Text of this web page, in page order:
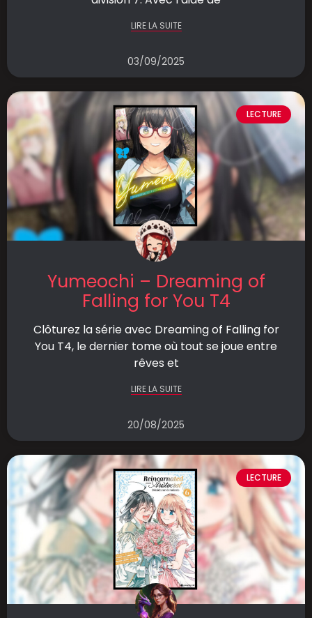
LIRE LA SUITE
03/09/2025
LECTURE
Yumeochi – Dreaming of
Falling for You T4
Clôturez la série avec Dreaming of Falling for
You T4, le dernier tome où tout se joue entre
rêves et
LIRE LA SUITE
20/08/2025
LECTURE